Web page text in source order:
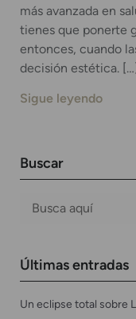
más avanzada en
tienes que ponerte
entonces, cuando
decisión estética. […]
Sigue leyendo
Buscar
Últimas entradas
Un eclipse total sobre